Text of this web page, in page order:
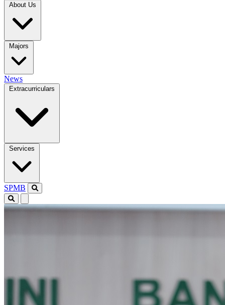
About Us
Majors
News
Extracurriculars
Services
SPMB